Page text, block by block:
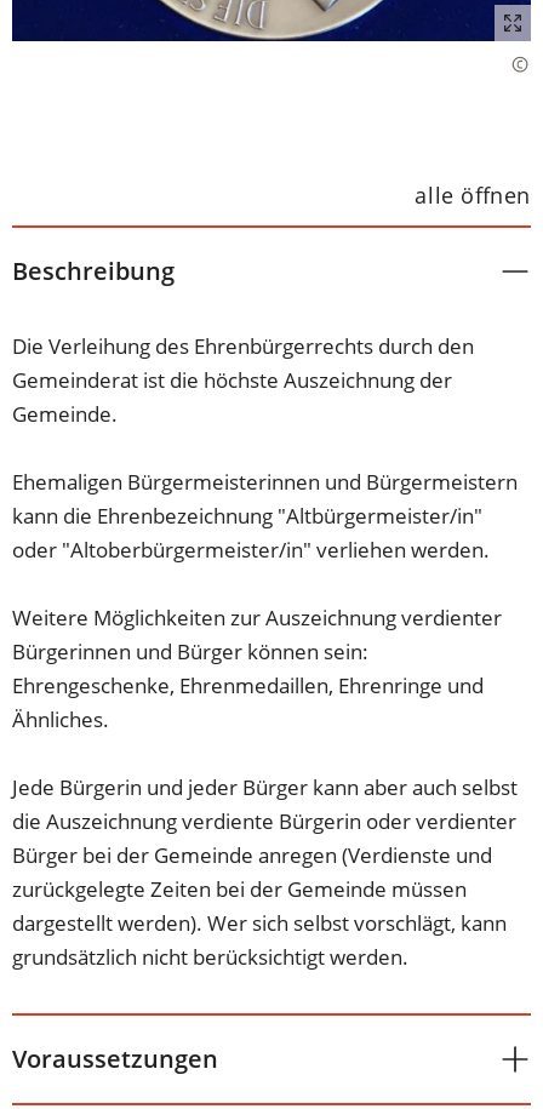
alle öffnen
Beschreibung
Die Verleihung des Ehrenbürgerrechts durch den
Gemeinderat ist die höchste Auszeichnung der
Gemeinde.
Ehemaligen Bürgermeisterinnen und Bürgermeistern
kann die Ehrenbezeichnung "Altbürgermeister/in"
oder "Altoberbürgermeister/in" verliehen werden.
Weitere Möglichkeiten zur Auszeichnung verdienter
Bürgerinnen und Bürger können sein:
Ehrengeschenke, Ehrenmedaillen, Ehrenringe und
Ähnliches.
Jede Bürgerin und jeder Bürger kann aber auch selbst
die Auszeichnung verdiente Bürgerin oder verdienter
Bürger bei der Gemeinde anregen (Verdienste und
zurückgelegte Zeiten bei der Gemeinde müssen
dargestellt werden). Wer sich selbst vorschlägt, kann
grundsätzlich nicht berücksichtigt werden.
Voraussetzungen